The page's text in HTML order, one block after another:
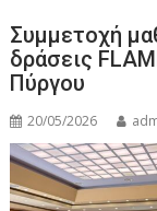
o
k
n
Συμμετοχή
δράσεις
Πύργου
20/05/2026